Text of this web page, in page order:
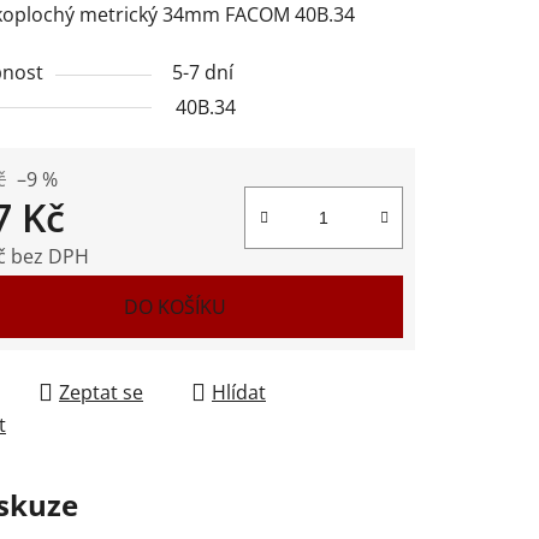
metrický 34mm FACOM 40B.34
5-7 dní
40B.34
–9 %
Kč
bez DPH
DO KOŠÍKU
Zeptat se
Hlídat